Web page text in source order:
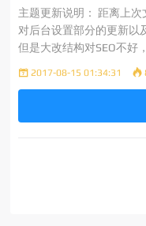
主题更新说明： 距离上
对后台设置部分的更新以
但是大改结构对SEO不好
年做的，css部分有时间
2017-08-15 01:34:31